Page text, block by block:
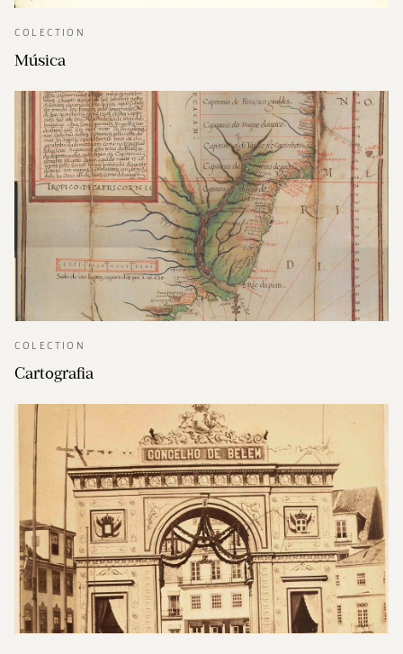
COLECTION
Música
COLECTION
Cartografia